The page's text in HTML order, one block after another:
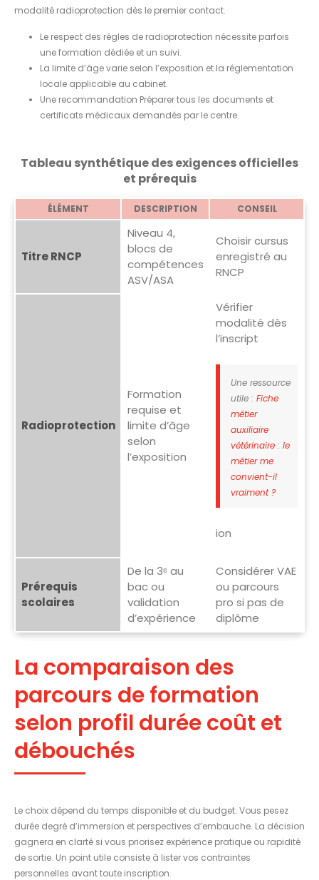
modalité radioprotection dès le premier contact.
Le respect des règles de radioprotection nécessite parfois
une formation dédiée et un suivi.
La limite d’âge varie selon l’exposition et la réglementation
locale applicable au cabinet.
Une recommandation Préparer tous les documents et
certificats médicaux demandés par le centre.
Tableau synthétique des exigences officielles
et prérequis
ÉLÉMENT DESCRIPTION CONSEIL
Titre RNCP
Niveau 4,
blocs de
compétences
ASV/ASA
Choisir cursus
enregistré au
RNCP
Radioprotection
Formation
requise et
limite d’âge
selon
l’exposition
Vérifier
modalité dès
l’inscript
Une ressource
utile : Fiche
métier
auxiliaire
vétérinaire : le
métier me
convient-il
vraiment ?
ion
Prérequis
scolaires
De la 3ᵉ au
bac ou
validation
d’expérience
Considérer VAE
ou parcours
pro si pas de
diplôme
La comparaison des
parcours de formation
selon profil durée coût et
débouchés
Le choix dépend du temps disponible et du budget. Vous pesez
durée degré d’immersion et perspectives d’embauche. La décision
gagnera en clarté si vous priorisez expérience pratique ou rapidité
de sortie. Un point utile consiste à lister vos contraintes
personnelles avant toute inscription.